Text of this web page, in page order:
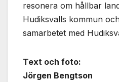
resonera om hållbar
Hudiksvalls kommun
samarbetet med
Text och foto:
Jörgen Bengtson